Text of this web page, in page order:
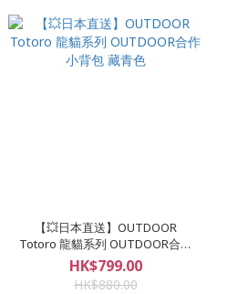
【💥日本直送】OUTDOOR
Totoro 龍貓系列 OUTDOOR合作
小背包 藏青色
HK$799.00
HK$880.00